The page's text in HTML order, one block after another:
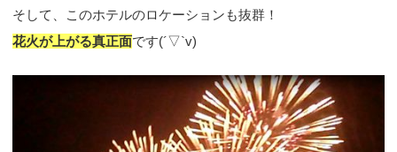
そして、このホテルのロケーションも抜群！
花火が上がる真正面です(´▽`v)